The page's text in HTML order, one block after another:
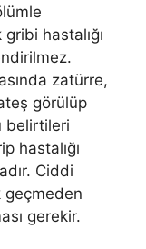
hastalığı
zatürre,
görülüp
belirtileri
hastalığı
Ciddi
geçmeden
gerekir.